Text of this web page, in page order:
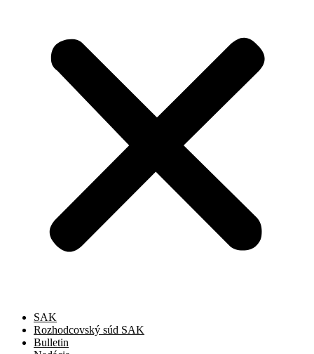
SAK
Rozhodcovský súd SAK
Bulletin